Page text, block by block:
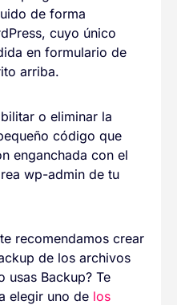
de forma
cuyo único
en formulario de
arriba.
o eliminar la
código que
enganchada con el
wp-admin de tu
recomendamos crear
de los archivos
usas Backup? Te
elegir uno de los